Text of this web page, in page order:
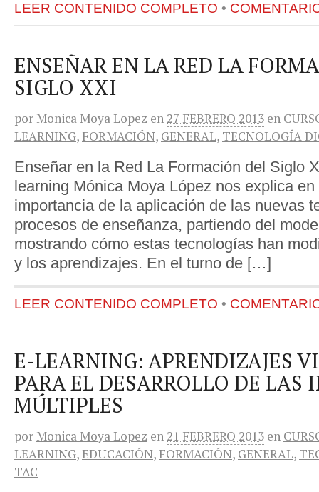
LEER CONTENIDO COMPLETO •
ENSEÑAR EN LA RED LA
SIGLO XXI
por Monica Moya Lopez en 27 FEBRERO 2013 en
LEARNING, FORMACIÓN, GENERAL, TECNOLOGÍA
Enseñar en la Red La Formación del Siglo
learning Mónica Moya López nos explica
importancia de la aplicación de las nuevas
procesos de enseñanza, partiendo del
mostrando cómo estas tecnologías han
y los aprendizajes. En el turno de […]
LEER CONTENIDO COMPLETO •
E-LEARNING: APRENDIZAJES
PARA EL DESARROLLO DE LAS
MÚLTIPLES
por Monica Moya Lopez en 21 FEBRERO 2013 en
LEARNING,EDUCACIÓN, FORMACIÓN, GENERAL,
TAC